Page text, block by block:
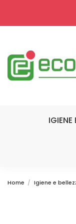
IGIENE
Home Igiene e